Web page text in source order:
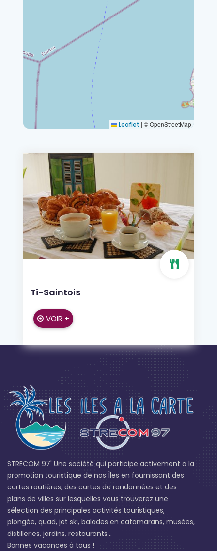
Leaflet | © OpenStreetMap
Ti-Saintois
VOIR +
STRECOM 97' Une société qui participe activement a la
promotion touristique de nos Îles en fournissant des
cartes routières, des cartes de randonnées et des
plans de villes sur lesquelles vous trouverez une
sélection des principales activités touristiques,
plongée, quad, jet ski, balades en catamarans, musées,
distilleries, jardins, restaurants...
Bonnes vacances à tous !